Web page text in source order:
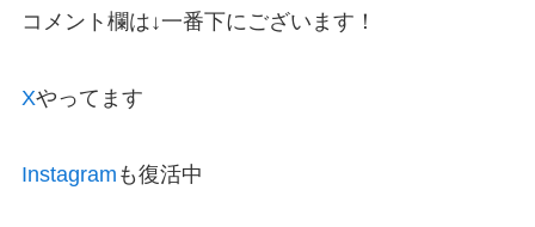
コメント欄は↓一番下にございます！
Xやってます
Instagram も復活中